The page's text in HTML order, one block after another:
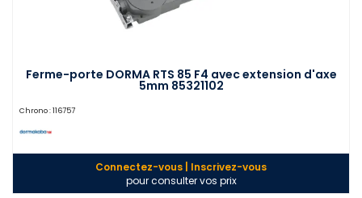
Ferme-porte DORMA RTS 85 F4 avec extension d'axe
5mm 85321102
Chrono : 116757
Connectez-vous | Inscrivez-vous
pour consulter vos prix